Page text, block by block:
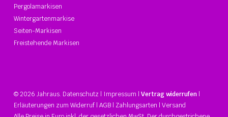
Pergolamarkisen
Wintergartenmarkise
Seiten-Markisen
Freistehende Markisen
© 2026 Jahraus. Datenschutz Impressum Vertrag widerrufen|
Erläuterungen zum Widerruf| AGB| Zahlungsarten
Versand